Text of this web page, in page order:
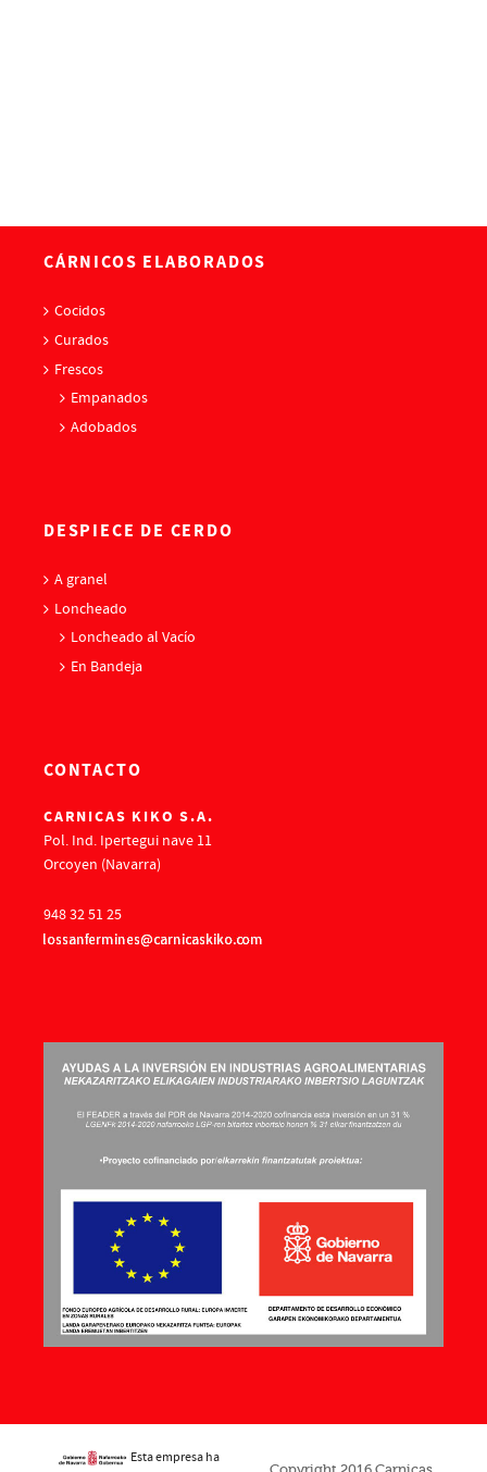
CÁRNICOS ELABORADOS
Cocidos
Curados
Frescos
Empanados
Adobados
DESPIECE DE CERDO
A granel
Loncheado
Loncheado al Vacío
En Bandeja
CONTACTO
CARNICAS KIKO S.A.
Pol. Ind. Ipertegui nave 11
Orcoyen (Navarra)
948 32 51 25
Esta empresa ha